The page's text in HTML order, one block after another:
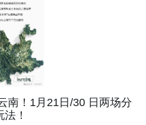
南！1月21日/30 日两场分
！